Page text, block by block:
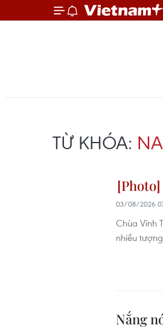
TỪ KHÓA:
03/08/2026
Chùa Vĩnh
nhiều
Nắng